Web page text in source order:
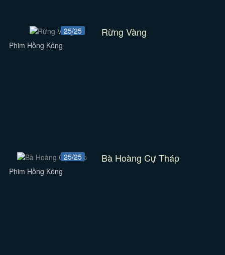
25/25 Rừng Vàng
Phim Hồng Kông
25/25 Bà Hoàng Cự Tháp
Phim Hồng Kông